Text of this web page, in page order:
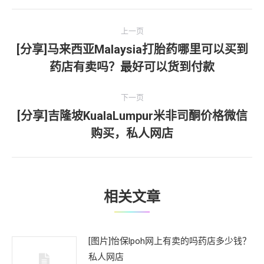
章
上一页
一
[分享]马来西亚Malaysia打胎药哪里可以买到
药店有卖吗？最好可以货到付款
下一页
下
一
文
[分享]吉隆坡KualaLumpur米非司酮价格微信
购买，私人网店
相关文章
[图片]怡保lpoh网上有卖的吗药店多少钱？
私人网店